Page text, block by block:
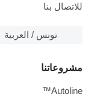
للاتصال بنا
تونس / العربية
مشروعاتنا
Autoline™